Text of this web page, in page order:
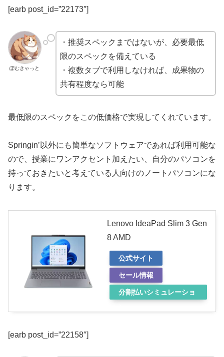
[earb post_id=”22173″]
ぽむきゃっと
・推奨スペックまではないが、必要最低
限のスペックを備えている
・複数タブで利用しなければ、成果物の
共有程度なら可能
最低限のスペックをこの低価格で実現してくれています。
Springin’以外にも簡単なソフトウェアであれば利用可能な
ので、授業にワンアクセント加えたい、自分のパソコンを
持っておきたいと考えている人向けのノートパソコンにな
ります。
Lenovo IdeaPad Slim 3 Gen
8 AMD
公式サイト
セール情報
分割払いシミュレーショ
[earb post_id=”22158″]